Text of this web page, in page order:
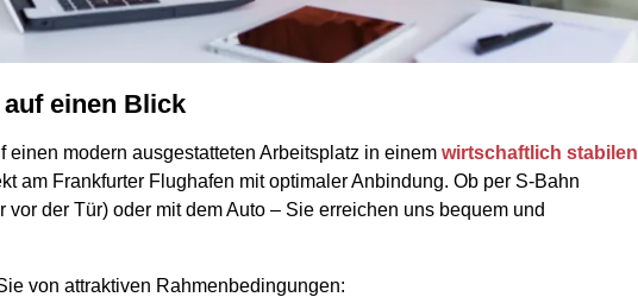
einen Blick
einen modern ausgestatteten Arbeitsplatz in einem wirtschaftlich stabilen
am Frankfurter Flughafen mit optimaler Anbindung. Ob per S-Bahn
vor der Tür) oder mit dem Auto – Sie erreichen uns bequem und
von attraktiven Rahmenbedingungen: